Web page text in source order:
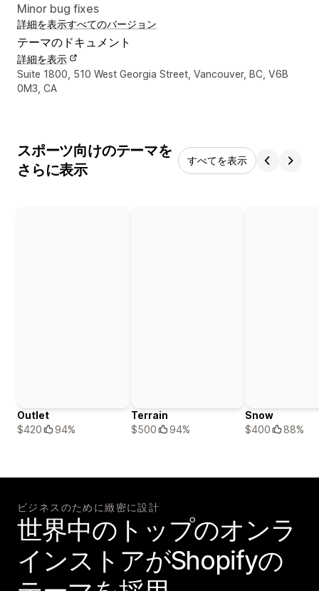
Minor bug fixes
詳細を表示すべてのバージョン
テーマのドキュメント
詳細を表示
デザイナーの連絡先情報
Suite 1800, 510 West Georgia Street, Vancouver, BC, V6B
0M3, CA
スポーツ向けのテーマを
さらに表示
すべてを表示
Outlet
$420
94%
Terrain
$500
94%
Snow
$400
88%
ビジネスのために緻密に設計
世界中のトップのオンラ
インストアがShopifyの